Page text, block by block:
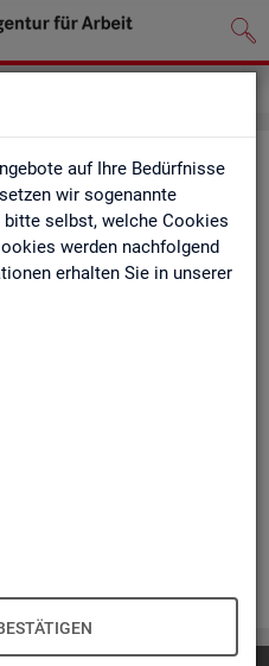
auf Ihre Bedürfnisse
wir sogenannte
selbst, welche Cookies
werden nachfolgend
erhalten Sie in unserer
und Ar­beits­
der BA
in­for­mie­ren wir Sie über
Ent­wick­lun­gen.
Mo­nats­be­richt und den BA-
kos­ten­los.